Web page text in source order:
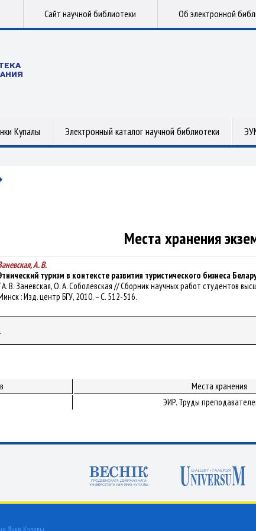
Сайт научной библиотеки Об электронной
Купалы Электронный каталог научной библиотеки
Места хранения
А. В.
туризм в контексте развития туристического бизнеса
В. Заневская, О. А. Соболевская // Сборник научных работ студентов
: Изд. центр БГУ, 2010. – С. 512-516.
Места хранения
ЭИР. Труды